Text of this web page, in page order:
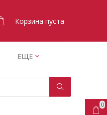
Корзина пуста
ЕЩЕ
0